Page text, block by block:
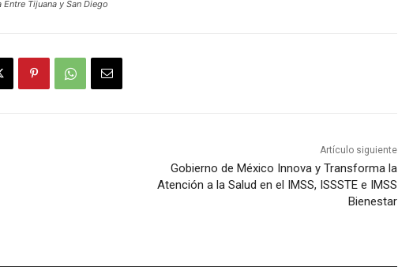
Tijuana y San Diego
Artículo siguiente
Gobierno de México Innova y Transforma la
Atención a la Salud en el IMSS, ISSSTE e IMSS
Bienestar